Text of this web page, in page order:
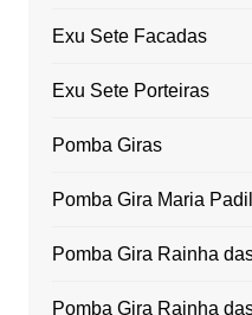
Exu Sete Facadas
Exu Sete Porteiras
Pomba Giras
Pomba Gira Maria
Pomba Gira Rainha
Pomba Gira Rainha